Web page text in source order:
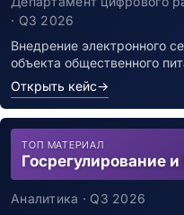
инфекцией
· Q3 2026
Внедрение электронного
объекта общественного
Открыть кейс→
ТОП МАТЕРИАЛ
Госрегулирование
Аналитика · Q3 2026